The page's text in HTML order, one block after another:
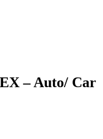
– Auto/ Car